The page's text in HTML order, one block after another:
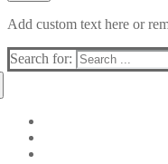
Add custom text here or
Search for: